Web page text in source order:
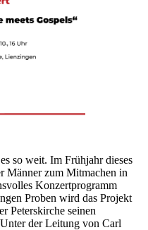
so weit. Im Frühjahr dieses
Männer zum Mitmachen in
Konzertprogramm
Proben wird das Projekt
Peterskirche seinen
der Leitung von Carl